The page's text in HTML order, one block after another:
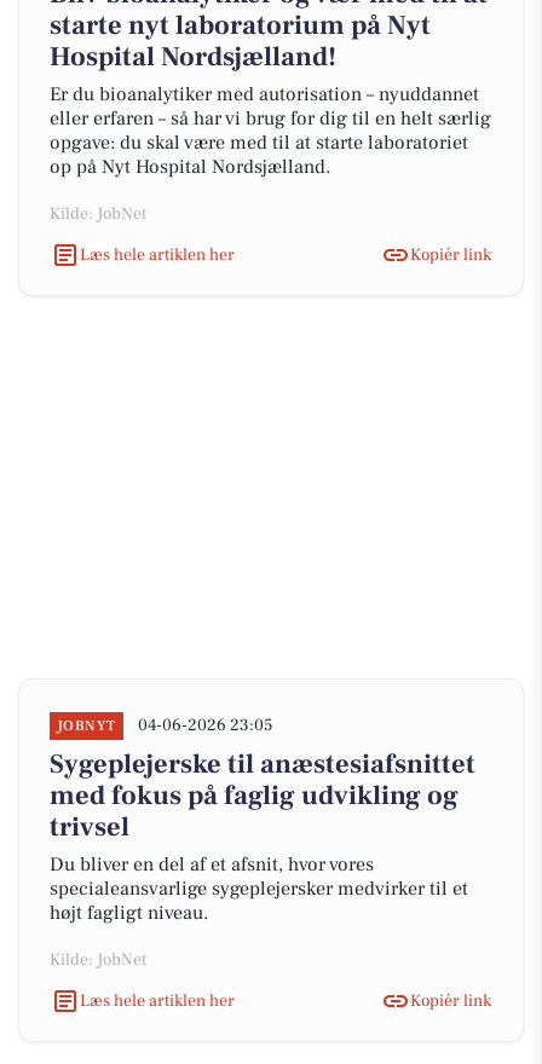
starte nyt laboratorium på Nyt
Hospital Nordsjælland!
Er du bioanalytiker med autorisation – nyuddannet
eller erfaren – så har vi brug for dig til en helt særlig
opgave: du skal være med til at starte laboratoriet
op på Nyt Hospital Nordsjælland.
Kilde: JobNet
Læs hele artiklen her
Kopiér link
JOBNYT 04-06-2026 23:05
Sygeplejerske til anæstesiafsnittet
med fokus på faglig udvikling og
trivsel
Du bliver en del af et afsnit, hvor vores
specialeansvarlige sygeplejersker medvirker til et
højt fagligt niveau.
Kilde: JobNet
Læs hele artiklen her
Kopiér link